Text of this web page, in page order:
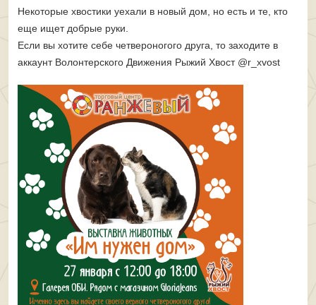
Некоторые хвостики уехали в новый дом, но есть и те, кто
еще ищет добрые руки.
Если вы хотите себе четвероногого друга, то заходите в
аккаунт Волонтерского Движения Рыжий Хвост @r_xvost